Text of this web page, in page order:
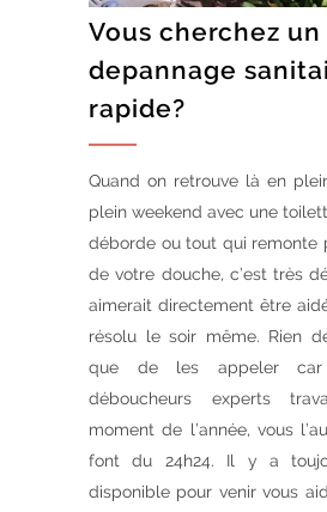
Vous cherchez un
depannage
rapide?
Quand on retrouve là en
plein weekend avec une
déborde ou tout qui remonte
de votre douche, c’est très
aimerait directement être
résolu le soir même. Rien
que de les appeler car
déboucheurs experts
moment de l’année, vous
font du 24h24. Il y a
disponible pour venir vous